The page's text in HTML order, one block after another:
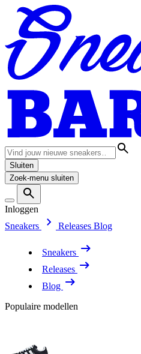
Sluiten
Zoek-menu sluiten
Inloggen
Sneakers
Releases Blog
Sneakers
Releases
Blog
Populaire modellen